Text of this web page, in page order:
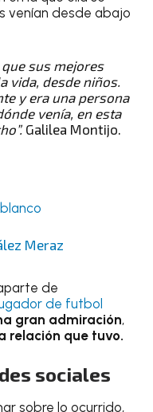
venían desde abajo
que sus mejores
vida, desde niños.
y era una persona
venía, en esta
Galilea Montijo.
Meraz
de
de futbol
gran admiración,
relación que tuvo.
sociales
sobre lo ocurrido,